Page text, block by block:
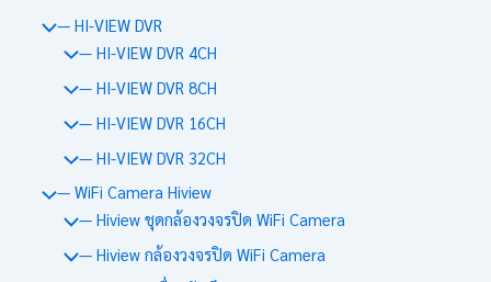
— HI-VIEW DVR
— HI-VIEW DVR 4CH
— HI-VIEW DVR 8CH
— HI-VIEW DVR 16CH
— HI-VIEW DVR 32CH
— WiFi Camera Hiview
— Hiview ชุดกล้องวงจรปิด WiFi Camera
— Hiview กล้องวงจรปิด WiFi Camera